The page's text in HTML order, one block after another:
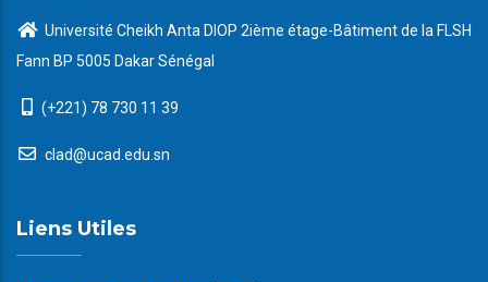
Université Cheikh Anta DIOP 2ième étage-Bâtiment de la FLSH
Fann BP 5005 Dakar Sénégal
(+221) 78 730 11 39
clad@ucad.edu.sn
Liens Utiles